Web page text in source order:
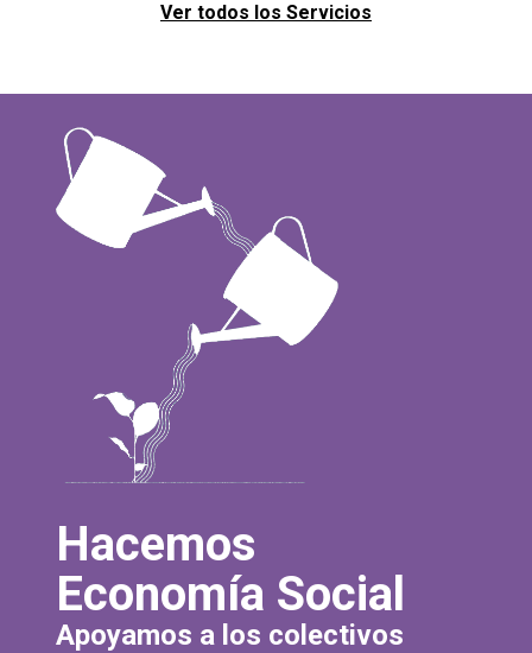
Ver todos los Servicios
Hacemos
Economía Social
Apoyamos a los colectivos